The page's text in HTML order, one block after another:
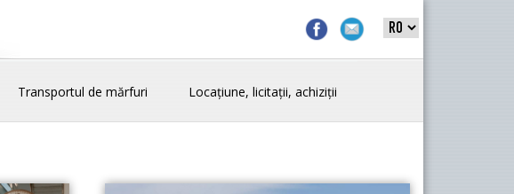
Transportul de mărfuri Locațiune, licitații, achiziții